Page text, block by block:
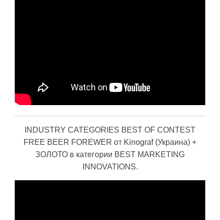
INDUSTRY CATEGORIES BEST OF CONTEST
FREE BEER FOREWER от Kinograf (Украина) +
ЗОЛОТО в категории BEST MARKETING
INNOVATIONS.